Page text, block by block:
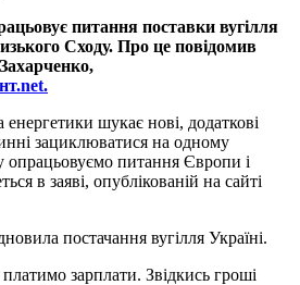
питання поставки вугілля
Сходу. Про це повідомив
енергетики шукає нові, додаткові
зациклюватися на одному
опрацьовуємо питання Європи і
в заяві, опублікованій на сайті
постачання вугілля Україні.
зарплати. Звідкись гроші